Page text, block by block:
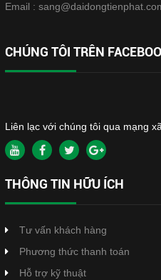
Email :
CHÚNG TÔI TRÊN
Liên lạc với chúng tôi qua mạng
THÔNG TIN HỮU ÍCH
Tư vấn khách hàng
Phương thức thanh toán
Hỗ trợ kỹ thuật